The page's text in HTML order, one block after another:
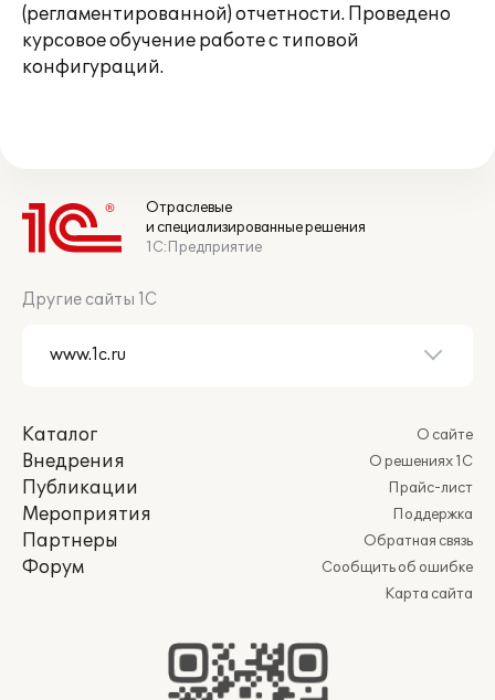
(регламентированной) отчетности. Проведено
курсовое обучение работе с типовой
конфигураций.
Отраслевые
и специализированные решения
1С:Предприятие
Другие сайты 1С
Каталог
Внедрения
Публикации
Мероприятия
Партнеры
Форум
О сайте
О решениях 1С
Прайс-лист
Поддержка
Обратная связь
Сообщить об ошибке
Карта сайта